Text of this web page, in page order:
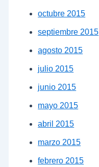
octubre 2015
septiembre 2015
agosto 2015
julio 2015
junio 2015
mayo 2015
abril 2015
marzo 2015
febrero 2015